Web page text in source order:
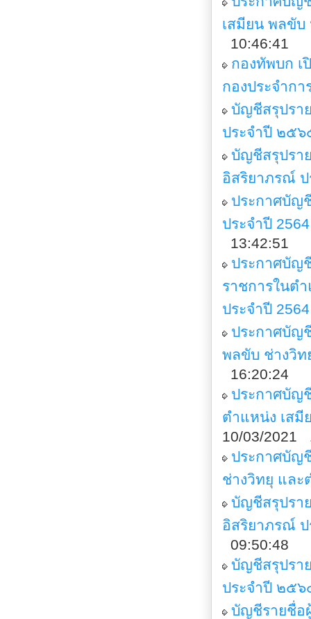
เสมียน พลขับ
10:46:41
กองทัพบก เ
กองประจำกา
บัญชีสรุปรา
ประจำปี ๒๕๖
บัญชีสรุปรา
อิสริยาภรณ์
ประกาศบัญ
ประจำปี
13:42:51
ประกาศบัญ
ราชการในต
ประจำปี 2564
ประกาศบัญ
พลขับ ช่างวิ
16:20:24
ประกาศบัญ
ตำแหน่ง เสมี
10/03/2021
ประกาศบัญ
ช่างวิทยุ และ
บัญชีสรุปรา
อิสริยาภรณ์
09:50:48
บัญชีสรุปรา
ประจำปี ๒๕
บัญชีรายชื่อ